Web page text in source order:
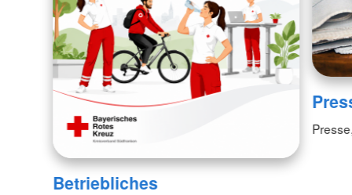
Betriebliches